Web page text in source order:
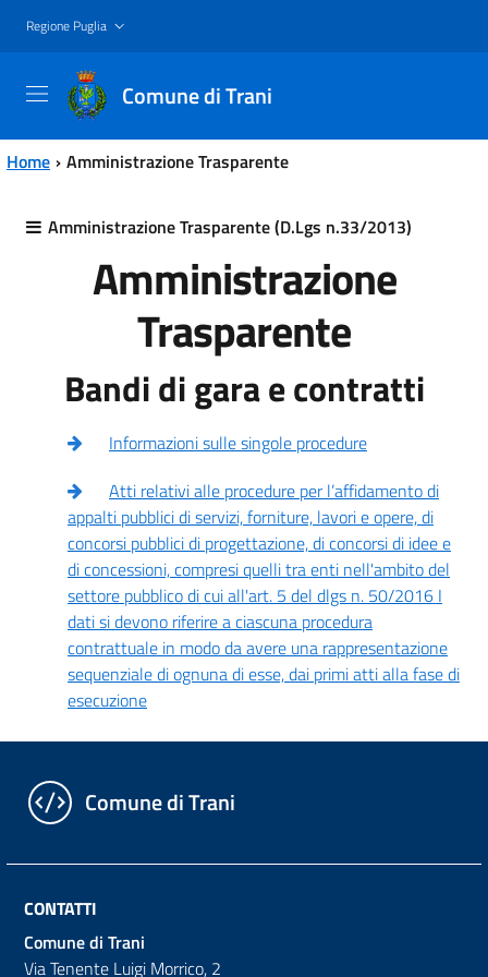
Vai al contenuto principale
Vai al menu principale
Regione Puglia
Comune di Trani
Home Amministrazione Trasparente
Amministrazione Trasparente (D.Lgs n.33/2013)
Amministrazione
Trasparente
Bandi di gara e contratti
Informazioni sulle singole procedure
Atti relativi alle procedure per l’affidamento di
appalti pubblici di servizi, forniture, lavori e opere, di
concorsi pubblici di progettazione, di concorsi di idee e
di concessioni, compresi quelli tra enti nell'ambito del
settore pubblico di cui all'art. 5 del dlgs n. 50/2016 I
dati si devono riferire a ciascuna procedura
contrattuale in modo da avere una rappresentazione
sequenziale di ognuna di esse, dai primi atti alla fase di
esecuzione
Comune di Trani
CONTATTI
Comune di Trani
Via Tenente Luigi Morrico, 2